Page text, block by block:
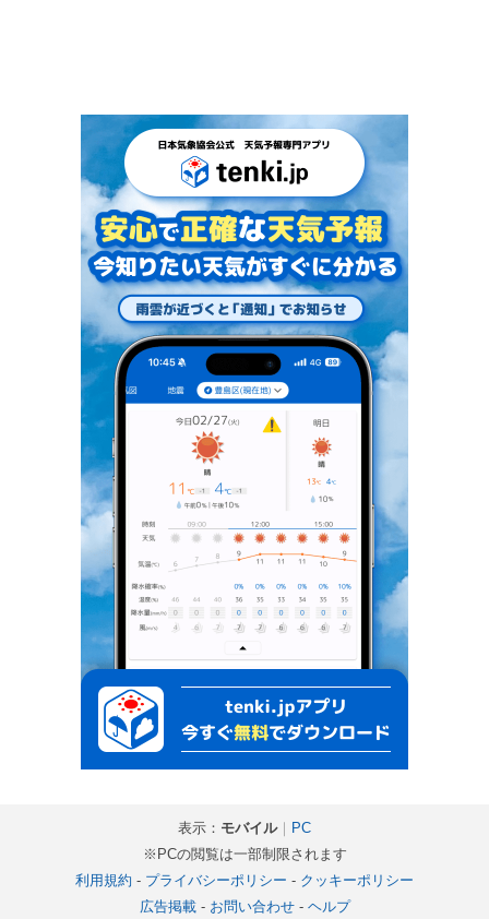
表示： モバイル｜ PC
※PCの閲覧は一部制限されます
利用規約 - プライバシーポリシー - クッキーポリシー
広告掲載- お問い合わせ- ヘルプ